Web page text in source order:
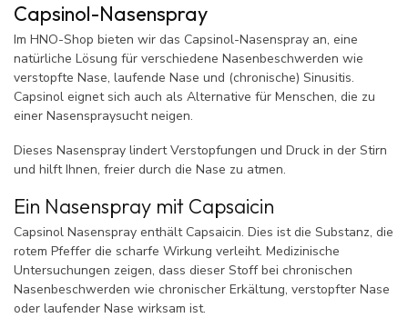
Capsinol-Nasenspray
Im HNO-Shop bieten wir das Capsinol-Nasenspray an, eine
natürliche Lösung für verschiedene Nasenbeschwerden wie
verstopfte Nase, laufende Nase und (chronische) Sinusitis.
Capsinol eignet sich auch als Alternative für Menschen, die zu
einer Nasenspraysucht neigen.
Dieses Nasenspray lindert Verstopfungen und Druck in der Stirn
und hilft Ihnen, freier durch die Nase zu atmen.
Ein Nasenspray mit Capsaicin
Capsinol Nasenspray enthält Capsaicin. Dies ist die Substanz, die
rotem Pfeffer die scharfe Wirkung verleiht. Medizinische
Untersuchungen zeigen, dass dieser Stoff bei chronischen
Nasenbeschwerden wie chronischer Erkältung, verstopfter Nase
oder laufender Nase wirksam ist.